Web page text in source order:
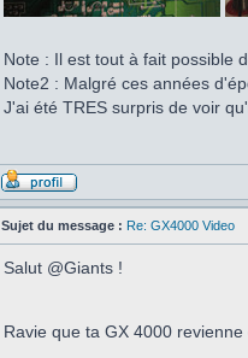
Note : Il est tout à fait possible
Note2 : Malgré ces années
J'ai été TRES surpris de voir
Sujet du message : Re: GX4000 Video
Salut @Giants !
Ravie que ta GX 4000